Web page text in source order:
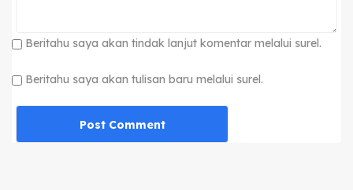
Beritahu saya akan tindak lanjut komentar melalui surel.
Beritahu saya akan tulisan baru melalui surel.